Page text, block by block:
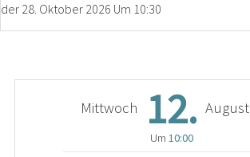
der 28. Oktober 2026 Um 10:30
Mittwoch 12. August
Um 10:00